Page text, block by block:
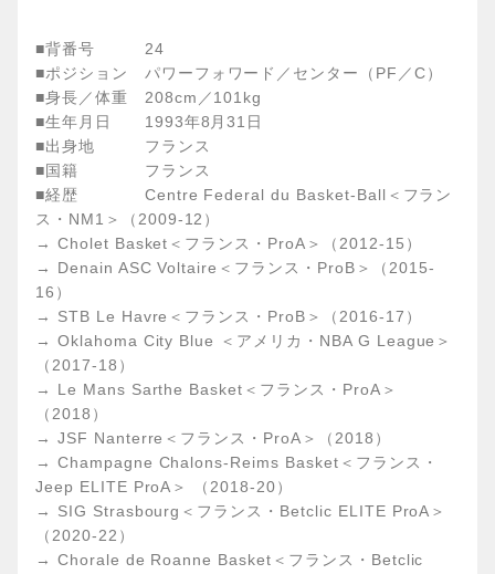
■背番号 24
■ポジション パワーフォワード／センター（PF／C）
■身長／体重 208cm／101kg
■生年月日 1993年8月31日
■出身地 フランス
■国籍 フランス
■経歴 Centre Federal du Basket-Ball＜フラン
ス・NM1＞（2009-12）
→ Cholet Basket＜フランス・ProA＞（2012-15）
→ Denain ASC Voltaire＜フランス・ProB＞（2015-
16）
→ STB Le Havre＜フランス・ProB＞（2016-17）
→ Oklahoma City Blue ＜アメリカ・NBA G League＞
（2017-18）
→ Le Mans Sarthe Basket＜フランス・ProA＞
（2018）
→ JSF Nanterre＜フランス・ProA＞（2018）
→ Champagne Chalons-Reims Basket＜フランス・
Jeep ELITE ProA＞ （2018-20）
→ SIG Strasbourg＜フランス・Betclic ELITE ProA＞
（2020-22）
→ Chorale de Roanne Basket＜フランス・Betclic